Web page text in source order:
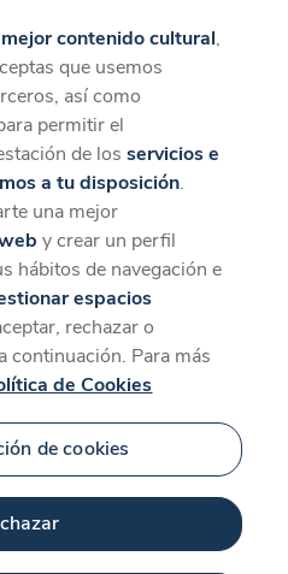
desde la App
Descargar
contenido cultural,
que usemos
así como
permitir el
de losservicios e
a tu disposición.
una mejor
y crear un perfil
hábitos de navegación e
espacios
rechazar o
continuación. Para más
de Cookies
de cookies